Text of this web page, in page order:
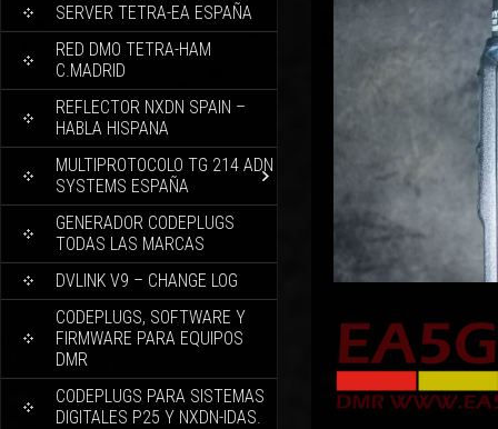
SERVER TETRA-EA ESPAÑA
RED DMO TETRA-HAM
C.MADRID
REFLECTOR NXDN SPAIN –
HABLA HISPANA
MULTIPROTOCOLO TG 214 ADN
SYSTEMS ESPAÑA
GENERADOR CODEPLUGS
TODAS LAS MARCAS
DVLINK V9 – CHANGE LOG
CODEPLUGS, SOFTWARE Y
FIRMWARE PARA EQUIPOS
DMR
CODEPLUGS PARA SISTEMAS
DIGITALES P25 Y NXDN-IDAS.